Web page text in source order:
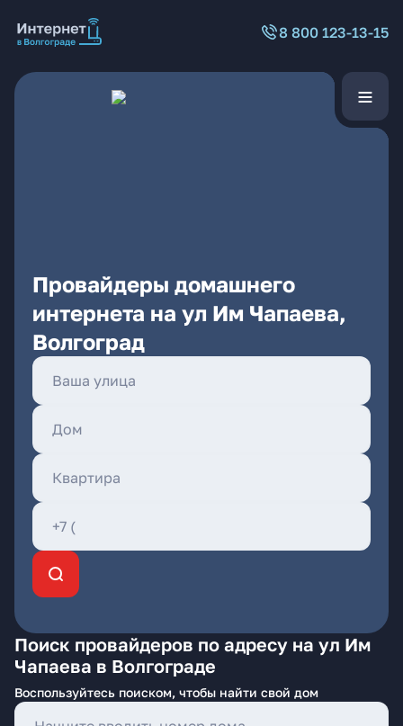
8 800 123-13-15
Провайдеры домашнего
интернета на ул Им Чапаева,
Волгоград
Поиск провайдеров по адресу на ул Им
Чапаева в Волгограде
Воспользуйтесь поиском, чтобы найти свой дом